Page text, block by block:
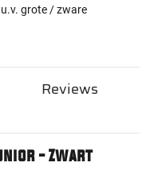
grote / zware
- Zwart
Reviews